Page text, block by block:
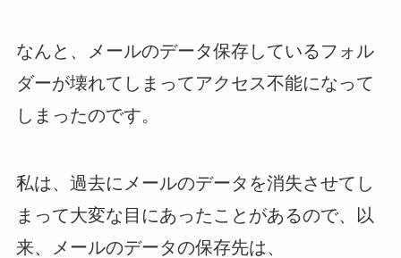
なんと、メールのデータ保存しているフォル
ダーが壊れてしまってアクセス不能になって
しまったのです。
私は、過去にメールのデータを消失させてし
まって大変な目にあったことがあるので、以
来、メールのデータの保存先は、